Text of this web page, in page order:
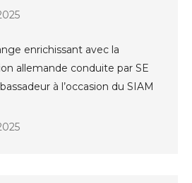
enrichissant avec la
allemande conduite par SE
à l’occasion du SIAM